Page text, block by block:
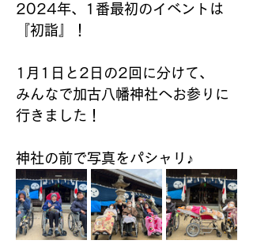
2024年、1番最初のイベントは
『初詣』！
1月1日と2日の2回に分けて、
みんなで加古八幡神社へお参りに
行きました！
神社の前で写真をパシャリ♪